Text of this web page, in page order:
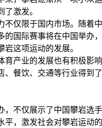
激发。
不仅限于国内市场。随着
国际赛事将在中国举办
这项运动的发展。
育产业的发展也有积极影
餐饮、交通等行业得到
，不仅展示了中国攀岩选
，激发社会对攀岩运动